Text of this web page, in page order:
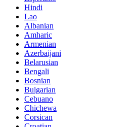
Hindi
Lao
Albanian
Amharic
Armenian
Azerbaijani
Belarusian
Bengali
Bosnian
Bulgarian
Cebuano
Chichewa
Corsican